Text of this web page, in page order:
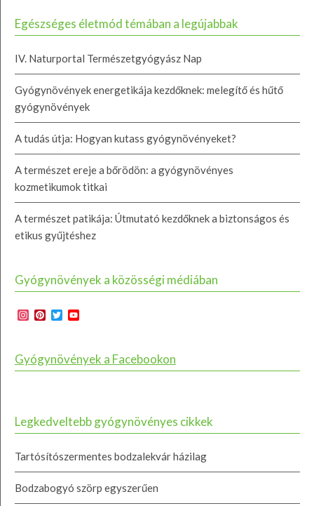
Egészséges életmód témában a legújabbak
IV. Naturportal Természetgyógyász Nap
Gyógynövények energetikája kezdőknek: melegítő és hűtő
gyógynövények
A tudás útja: Hogyan kutass gyógynövényeket?
A természet ereje a bőrödön: a gyógynövényes
kozmetikumok titkai
A természet patikája: Útmutató kezdőknek a biztonságos és
etikus gyűjtéshez
Gyógynövények a közösségi médiában
Instagram
Pinterest
Twitter
Gyógynövények a Facebookon
Legkedveltebb gyógynövényes cikkek
Tartósítószermentes bodzalekvár házilag
Bodzabogyó szörp egyszerűen